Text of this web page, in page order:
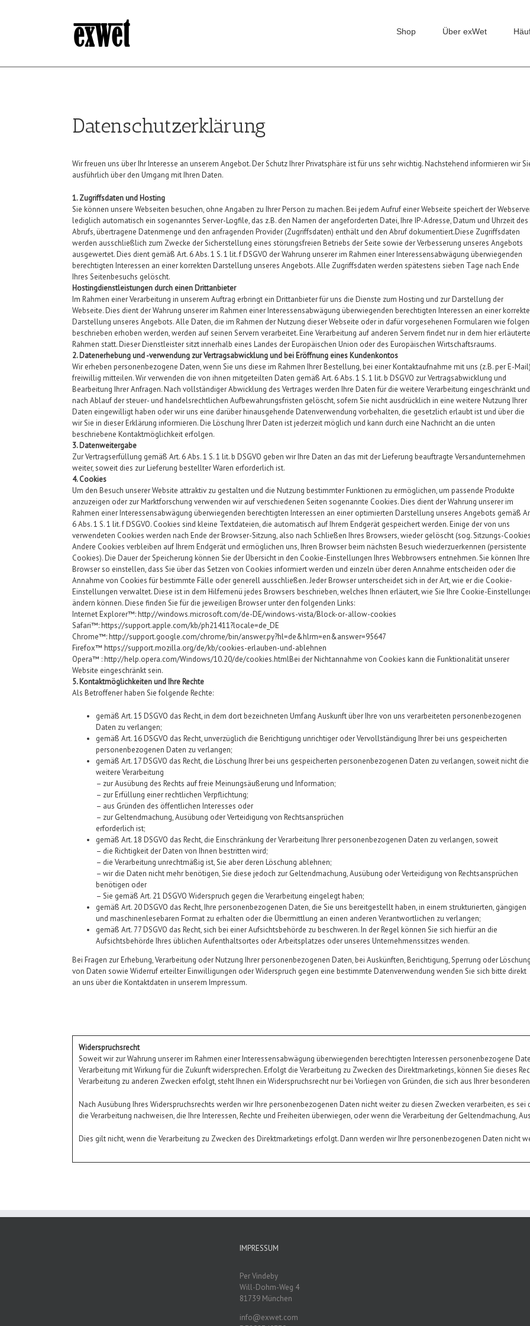
Shop Über exWet
Datenschutzerklärung
Wir freuen uns über Ihr Interesse an unserem Angebot. Der Schutz Ihrer Privatsphäre ist für uns sehr wichtig. Nachstehend informieren wir
ausführlich über den Umgang mit Ihren Daten.
1. Zugriffsdaten und Hosting
Sie können unsere Webseiten besuchen, ohne Angaben zu Ihrer Person zu machen. Bei jedem Aufruf einer Webseite speichert der
lediglich automatisch ein sogenanntes Server-Logfile, das z.B. den Namen der angeforderten Datei, Ihre IP-Adresse, Datum und Uhrzeit des
Abrufs, übertragene Datenmenge und den anfragenden Provider (Zugriffsdaten) enthält und den Abruf dokumentiert.Diese Zugriffsdaten
werden ausschließlich zum Zwecke der Sicherstellung eines störungsfreien Betriebs der Seite sowie der Verbesserung unseres Angebots
ausgewertet. Dies dient gemäß Art. 6 Abs. 1 S. 1 lit. f DSGVO der Wahrung unserer im Rahmen einer Interessensabwägung überwiegenden
berechtigten Interessen an einer korrekten Darstellung unseres Angebots. Alle Zugriffsdaten werden spätestens sieben Tage nach Ende
Ihres Seitenbesuchs gelöscht.
Hostingdienstleistungen durch einen Drittanbieter
Im Rahmen einer Verarbeitung in unserem Auftrag erbringt ein Drittanbieter für uns die Dienste zum Hosting und zur Darstellung der
Webseite. Dies dient der Wahrung unserer im Rahmen einer Interessensabwägung überwiegenden berechtigten Interessen an einer
Darstellung unseres Angebots. Alle Daten, die im Rahmen der Nutzung dieser Webseite oder in dafür vorgesehenen Formularen wie
beschrieben erhoben werden, werden auf seinen Servern verarbeitet. Eine Verarbeitung auf anderen Servern findet nur in dem hier
Rahmen statt. Dieser Dienstleister sitzt innerhalb eines Landes der Europäischen Union oder des Europäischen Wirtschaftsraums.
2. Datenerhebung und -verwendung zur Vertragsabwicklung und bei Eröffnung eines Kundenkontos
Wir erheben personenbezogene Daten, wenn Sie uns diese im Rahmen Ihrer Bestellung, bei einer Kontaktaufnahme mit uns (z.B. per E-Mail)
freiwillig mitteilen. Wir verwenden die von ihnen mitgeteilten Daten gemäß Art. 6 Abs. 1 S. 1 lit. b DSGVO zur Vertragsabwicklung und
Bearbeitung Ihrer Anfragen. Nach vollständiger Abwicklung des Vertrages werden Ihre Daten für die weitere Verarbeitung eingeschränkt und
nach Ablauf der steuer- und handelsrechtlichen Aufbewahrungsfristen gelöscht, sofern Sie nicht ausdrücklich in eine weitere Nutzung Ihrer
Daten eingewilligt haben oder wir uns eine darüber hinausgehende Datenverwendung vorbehalten, die gesetzlich erlaubt ist und über die
wir Sie in dieser Erklärung informieren. Die Löschung Ihrer Daten ist jederzeit möglich und kann durch eine Nachricht an die unten
beschriebene Kontaktmöglichkeit erfolgen.
3. Datenweitergabe
Zur Vertragserfüllung gemäß Art. 6 Abs. 1 S. 1 lit. b DSGVO geben wir Ihre Daten an das mit der Lieferung beauftragte Versandunternehmen
weiter, soweit dies zur Lieferung bestellter Waren erforderlich ist.
4. Cookies
Um den Besuch unserer Website attraktiv zu gestalten und die Nutzung bestimmter Funktionen zu ermöglichen, um passende Produkte
anzuzeigen oder zur Marktforschung verwenden wir auf verschiedenen Seiten sogenannte Cookies. Dies dient der Wahrung unserer im
Rahmen einer Interessensabwägung überwiegenden berechtigten Interessen an einer optimierten Darstellung unseres Angebots gemäß
6 Abs. 1 S. 1 lit. f DSGVO. Cookies sind kleine Textdateien, die automatisch auf Ihrem Endgerät gespeichert werden. Einige der von uns
verwendeten Cookies werden nach Ende der Browser-Sitzung, also nach Schließen Ihres Browsers, wieder gelöscht (sog. Sitzungs-
Andere Cookies verbleiben auf Ihrem Endgerät und ermöglichen uns, Ihren Browser beim nächsten Besuch wiederzuerkennen (persistente
Cookies). Die Dauer der Speicherung können Sie der Übersicht in den Cookie-Einstellungen Ihres Webbrowsers entnehmen. Sie können
Browser so einstellen, dass Sie über das Setzen von Cookies informiert werden und einzeln über deren Annahme entscheiden oder die
Annahme von Cookies für bestimmte Fälle oder generell ausschließen. Jeder Browser unterscheidet sich in der Art, wie er die Cookie-
Einstellungen verwaltet. Diese ist in dem Hilfemenü jedes Browsers beschrieben, welches Ihnen erläutert, wie Sie Ihre Cookie-
ändern können. Diese finden Sie für die jeweiligen Browser unter den folgenden Links:
Internet Explorer™: http://windows.microsoft.com/de-DE/windows-vista/Block-or-allow-cookies
Safari™: https://support.apple.com/kb/ph21411?locale=de_DE
Chrome™: http://support.google.com/chrome/bin/answer.py?hl=de&hlrm=en&answer=95647
Firefox™ https://support.mozilla.org/de/kb/cookies-erlauben-und-ablehnen
Opera™ : http://help.opera.com/Windows/10.20/de/cookies.htmlBei der Nichtannahme von Cookies kann die Funktionalität unserer
Website eingeschränkt sein.
5. Kontaktmöglichkeiten und Ihre Rechte
Als Betroffener haben Sie folgende Rechte:
gemäß Art. 15 DSGVO das Recht, in dem dort bezeichneten Umfang Auskunft über Ihre von uns verarbeiteten personenbezogenen
Daten zu verlangen;
gemäß Art. 16 DSGVO das Recht, unverzüglich die Berichtigung unrichtiger oder Vervollständigung Ihrer bei uns gespeicherten
personenbezogenen Daten zu verlangen;
gemäß Art. 17 DSGVO das Recht, die Löschung Ihrer bei uns gespeicherten personenbezogenen Daten zu verlangen, soweit nicht die
weitere Verarbeitung
– zur Ausübung des Rechts auf freie Meinungsäußerung und Information;
– zur Erfüllung einer rechtlichen Verpflichtung;
– aus Gründen des öffentlichen Interesses oder
– zur Geltendmachung, Ausübung oder Verteidigung von Rechtsansprüchen
erforderlich ist;
gemäß Art. 18 DSGVO das Recht, die Einschränkung der Verarbeitung Ihrer personenbezogenen Daten zu verlangen, soweit
– die Richtigkeit der Daten von Ihnen bestritten wird;
– die Verarbeitung unrechtmäßig ist, Sie aber deren Löschung ablehnen;
– wir die Daten nicht mehr benötigen, Sie diese jedoch zur Geltendmachung, Ausübung oder Verteidigung von Rechtsansprüchen
benötigen oder
– Sie gemäß Art. 21 DSGVO Widerspruch gegen die Verarbeitung eingelegt haben;
gemäß Art. 20 DSGVO das Recht, Ihre personenbezogenen Daten, die Sie uns bereitgestellt haben, in einem strukturierten, gängigen
und maschinenlesebaren Format zu erhalten oder die Übermittlung an einen anderen Verantwortlichen zu verlangen;
gemäß Art. 77 DSGVO das Recht, sich bei einer Aufsichtsbehörde zu beschweren. In der Regel können Sie sich hierfür an die
Aufsichtsbehörde Ihres üblichen Aufenthaltsortes oder Arbeitsplatzes oder unseres Unternehmenssitzes wenden.
Bei Fragen zur Erhebung, Verarbeitung oder Nutzung Ihrer personenbezogenen Daten, bei Auskünften, Berichtigung, Sperrung oder Löschung
von Daten sowie Widerruf erteilter Einwilligungen oder Widerspruch gegen eine bestimmte Datenverwendung wenden Sie sich bitte direkt
an uns über die Kontaktdaten in unserem Impressum.
Widerspruchsrecht
Soweit wir zur Wahrung unserer im Rahmen einer Interessensabwägung überwiegenden berechtigten Interessen personenbezogene
Verarbeitung mit Wirkung für die Zukunft widersprechen. Erfolgt die Verarbeitung zu Zwecken des Direktmarketings, können Sie dieses
Verarbeitung zu anderen Zwecken erfolgt, steht Ihnen ein Widerspruchsrecht nur bei Vorliegen von Gründen, die sich aus Ihrer
Nach Ausübung Ihres Widerspruchsrechts werden wir Ihre personenbezogenen Daten nicht weiter zu diesen Zwecken verarbeiten, es
die Verarbeitung nachweisen, die Ihre Interessen, Rechte und Freiheiten überwiegen, oder wenn die Verarbeitung der Geltendmachung,
Dies gilt nicht, wenn die Verarbeitung zu Zwecken des Direktmarketings erfolgt. Dann werden wir Ihre personenbezogenen Daten nicht
IMPRESSUM
Per Vindeby
Will-Dohm-Weg 4
81739 München
info@exwet.com